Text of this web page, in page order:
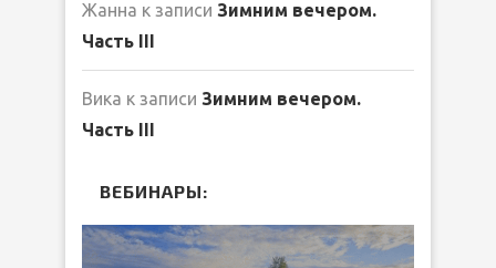
Жанна к записи Зимним вечером.
Часть III
Вика к записи Зимним вечером.
Часть III
ВЕБИНАРЫ: